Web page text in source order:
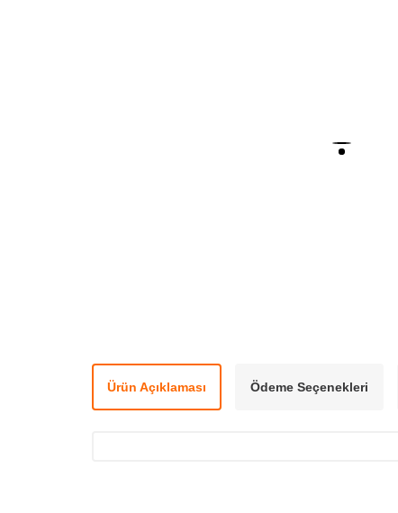
Ürün Açıklaması Ödeme Seçenekleri